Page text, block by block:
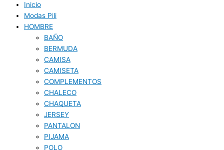
Inicio
Modas Pili
HOMBRE
BAÑO
BERMUDA
CAMISA
CAMISETA
COMPLEMENTOS
CHALECO
CHAQUETA
JERSEY
PANTALON
PIJAMA
POLO